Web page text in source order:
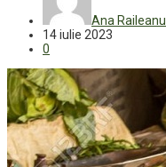
Ana Raileanu
14 iulie 2023
0